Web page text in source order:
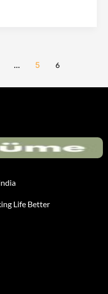
… 5 6
Life Better